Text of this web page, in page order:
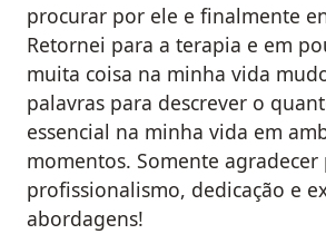
procurar por ele e finalmente
Retornei para a terapia e em
muita coisa na minha vida
palavras para descrever o
essencial na minha vida em
momentos. Somente
profissionalismo, dedicação e
abordagens!